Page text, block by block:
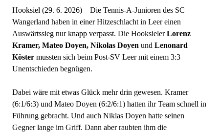
Hooksiel (29. 6. 2026) – Die Tennis-A-Junioren des SC
Wangerland haben in einer Hitzeschlacht in Leer einen
Auswärtssieg nur knapp verpasst. Die HooksielerLorenz
Kramer, Mateo Doyen, Nikolas Doyen und Lenonard
Köstermussten sich beim Post-SV Leer mit einem 3:3
Unentschieden begnügen.
Dabei wäre mit etwas Glück mehr drin gewesen. Kramer
(6:1/6:3) und Mateo Doyen (6:2/6:1) hatten ihr Team schnell in
Führung gebracht. Und auch Niklas Doyen hatte seinen
Gegner lange im Griff. Dann aber raubten ihm die